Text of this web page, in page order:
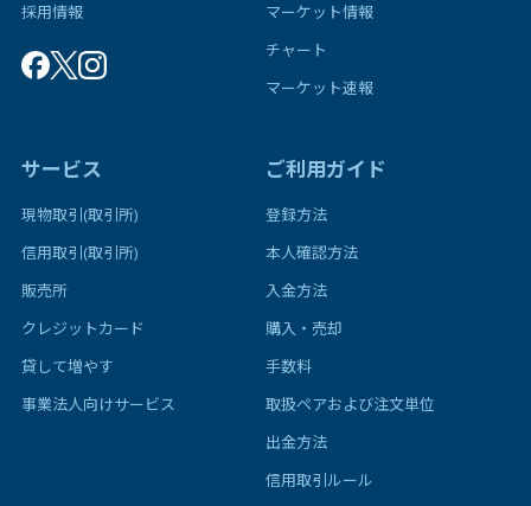
採用情報
マーケット情報
チャート
マーケット速報
サービス
現物取引(取引所)
信用取引(取引所)
販売所
クレジットカード
貸して増やす
事業法人向けサービス
ご利用ガイド
登録方法
本人確認方法
入金方法
購入・売却
手数料
取扱ペアおよび注文単位
出金方法
信用取引ルール